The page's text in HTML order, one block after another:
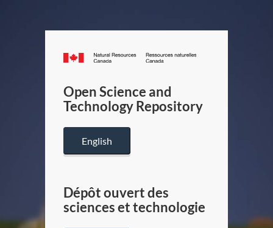
Canada.ca
/
Canada
Open Science and
Technology Repository
English
Dépôt ouvert des
sciences et technologie